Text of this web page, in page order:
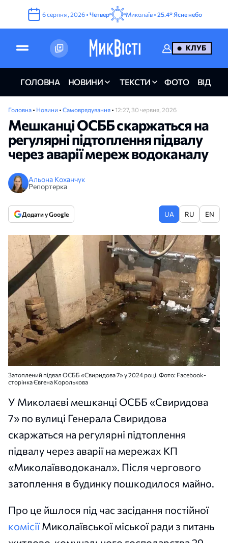
6серпня , 2026 • Четвер Миколаїв • 25.4° Ясне небо
КЛУБ
ГОЛОВНА НОВИНИ ТЕКСТИ ФОТО ВІДЕО
Головна • Новини • Самоврядування • 12:27, 30 червня, 2026
Мешканці ОСББ скаржаться на
регулярні підтоплення підвалу
через аварії мереж водоканалу
Альона Коханчук
Репортерка
Додати у Google UA RU EN
Затоплений підвал ОСББ «Свиридова 7» у 2024 році. Фото: Facebook-
сторінка Євгена Королькова
У Миколаєві мешканці ОСББ «Свиридова
7» по вулиці Генерала Свиридова
скаржаться на регулярні підтоплення
підвалу через аварії на мережах КП
«Миколаївводоканал». Після чергового
затоплення в будинку пошкодилося майно.
Про це йшлося під час засідання постійної
комісіїМиколаївської міської ради з питань